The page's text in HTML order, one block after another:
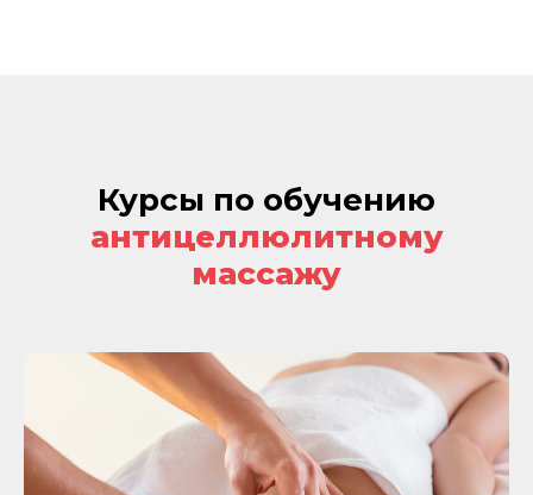
Курсы по обучению
антицеллюлитному
массажу